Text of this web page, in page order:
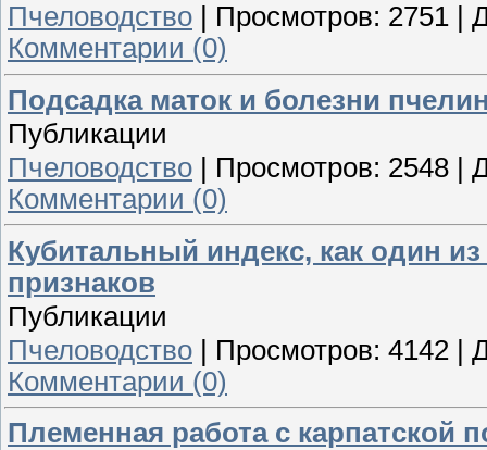
Пчеловодство
Просмотров: 2751
Комментарии (0)
Подсадка маток и болезни
Публикации
Пчеловодство
Просмотров: 2548
Комментарии (0)
Кубитальный индекс, как один
признаков
Публикации
Пчеловодство | Просмотров: 4142 |
Комментарии (0)
Племенная работа с карпатской